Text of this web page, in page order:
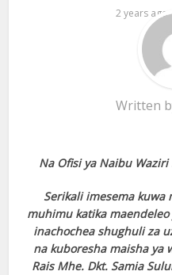
2 years ago
Written
Na Ofisi ya Naibu
Serikali imesema kuwa
muhimu katika
inachochea shughuli za
na kuboresha maisha ya
Rais Mhe. Dkt. Samia